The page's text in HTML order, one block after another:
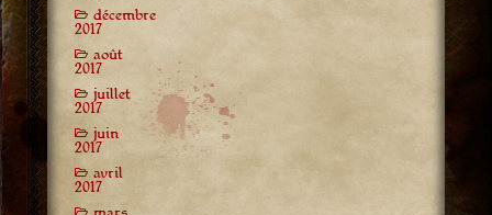
décembre
2017
août
2017
juillet
2017
juin
2017
avril
2017